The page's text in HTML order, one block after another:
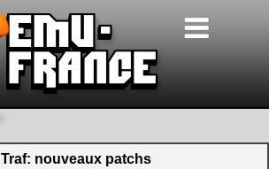
Traf: nouveaux patchs